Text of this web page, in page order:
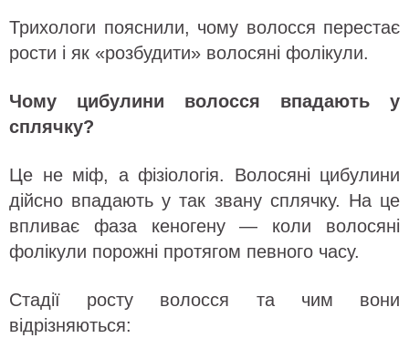
Трихологи пояснили, чому волосся перестає
рости і як «розбудити» волосяні фолікули.
Чому цибулини волосся впадають у
сплячку?
Це не міф, а фізіологія. Волосяні цибулини
дійсно впадають у так звану сплячку. На це
впливає фаза кеногену — коли волосяні
фолікули порожні протягом певного часу.
Стадії росту волосся та чим вони
відрізняються: